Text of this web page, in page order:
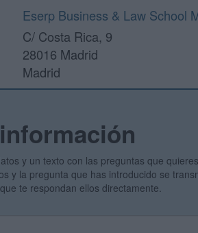
Eserp Business & Law School
C/ Costa Rica, 9
28016 Madrid
Madrid
y un texto con las preguntas que
y la pregunta que has introducido se
te respondan ellos directamente.